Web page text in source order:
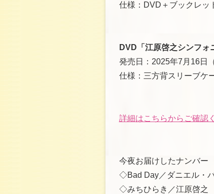
仕様：DVD＋ブックレッ
DVD「江原啓之シンフォ
発売日：2025年7月16日（
仕様：三方背スリーブケ
詳細はこちらからご確認
今夜お届けしたナンバー
◇Bad Day／ダニエル・
◇みちひらき／江原啓之